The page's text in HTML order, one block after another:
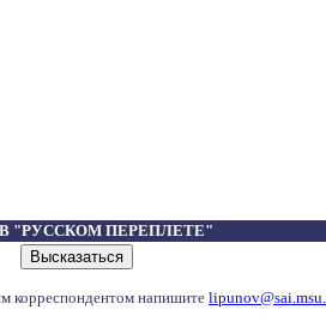
"РУССКОМ ПЕРЕПЛЕТЕ"
корреспондентом напишите